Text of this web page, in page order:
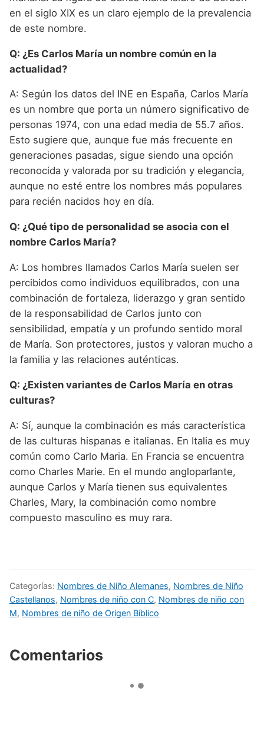
en el siglo XIX es un claro ejemplo de la prevalencia
de este nombre.
Q: ¿Es Carlos María un nombre común en la
actualidad?
A: Según los datos del INE en España, Carlos María
es un nombre que porta un número significativo de
personas 1974, con una edad media de 55.7 años.
Esto sugiere que, aunque fue más frecuente en
generaciones pasadas, sigue siendo una opción
reconocida y valorada por su tradición y elegancia,
aunque no esté entre los nombres más populares
para recién nacidos hoy en día.
Q: ¿Qué tipo de personalidad se asocia con el
nombre Carlos María?
A: Los hombres llamados Carlos María suelen ser
percibidos como individuos equilibrados, con una
combinación de fortaleza, liderazgo y gran sentido
de la responsabilidad de Carlos junto con
sensibilidad, empatía y un profundo sentido moral
de María. Son protectores, justos y valoran mucho a
la familia y las relaciones auténticas.
Q: ¿Existen variantes de Carlos María en otras
culturas?
A: Sí, aunque la combinación es más característica
de las culturas hispanas e italianas. En Italia es muy
común como Carlo Maria. En Francia se encuentra
como Charles Marie. En el mundo angloparlante,
aunque Carlos y María tienen sus equivalentes
Charles, Mary, la combinación como nombre
compuesto masculino es muy rara.
Categorías: Nombres de Niño Alemanes, Nombres de Niño
Castellanos, Nombres de niño con C, Nombres de niño con
M, Nombres de niño de Origen Bíblico
Comentarios